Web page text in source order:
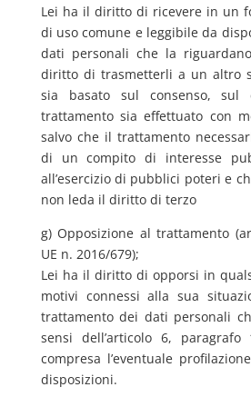
Lei ha il diritto di ricevere in un
di uso comune e leggibile da
dati personali che la
diritto di trasmetterli a un altro
sia basato sul consenso,
trattamento sia effettuato con
salvo che il trattamento
di un compito di interesse
all’esercizio di pubblici poteri e
non leda il diritto di terzo
g) Opposizione al trattamento
UE n. 2016/679);
Lei ha il diritto di opporsi in
motivi connessi alla sua
trattamento dei dati personali
sensi dell’articolo 6,
compresa l’eventuale
disposizioni.